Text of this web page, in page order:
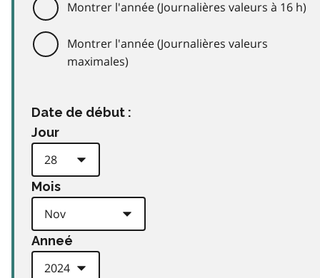
Montrer l'année (Journalières valeurs à 16 h)
Montrer l'année (Journalières valeurs
maximales)
Date de début :
Jour
Mois
Anneé